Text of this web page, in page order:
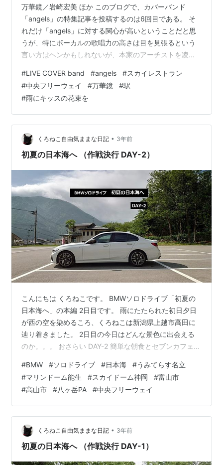
万華鏡／岩崎宏美 ほか このブログで、カバーバンド
「angels」の特集記事を投稿するのは6回目である。 そ
れだけ「angels」に対する関心が高いということだと思
うが、特にボーカルの歌唱力の高さは目を見張るという
言い方はヘンかもしれないが、本家のアーチストを凌ぐ
Erykaさんが務めるが、竹内まりやの曲を中心にボーカル
を務めることがあるRinkoさんの歌唱力もなかなかのもの
だ。 もしかしたら大谷選手の所属チームということで検
索にヒットしたのかもしれないので、移籍してしまって
からのアクセス数は大幅に減ってしまう可能性がある。
＜スカイレストラン…
#LIVE COVER band #angels #スカイレストラン
#中央フリーウェイ #万華鏡 #駅
#雨にキッスの花束を
くろねこ自由気ままな日記 • 3年前
初夏の日本海へ （作戦決行 DAY-2）
こんにちは くろねこです。 BMWソロドライブ「初夏の
日本海へ」の本編 2日目です。 雨にたたられた初日夕日
が西の空を染めるころ、くろねこは新潟県上越市高田に
辿り着きました。 2日目の今日はどんな景色に出会える
のか。。。 おさらい DAY-2 簡単な朝食とセブンカフェ
突入！ ランチ 道の駅 細入 スカイドーム神岡 北アルプス
から松本へ 【緊急】血糖値 低下！ 笹子トンネルを抜け
て おわりに おさらい はじめに、「BMWソロドライブ 初
夏の日本海に」の初日の様子はこちらの記事を参照願い
ます。 www.kuronekofreedom.co…
#BMW #ソロドライブ #日本海 #うみてらす名立
#マリンドーム能生 #スカイドーム神岡 #富山市
#高山市 #八ヶ岳PA #中央フリーウェイ
くろねこ自由気ままな日記 • 3年前
初夏の日本海へ （作戦決行 DAY-1）